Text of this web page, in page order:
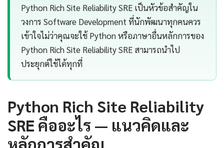
Python Rich Site Reliability SRE เป็นหัวข้อสำคัญใน
วงการ Software Development ที่นักพัฒนาทุกคนควร
เข้าใจไม่ว่าคุณจะใช้ Python หรือภาษาอื่นหลักการของ
Python Rich Site Reliability SRE สามารถนำไป
ประยุกต์ใช้ได้ทุกที่
Python Rich Site Reliability
SRE คืออะไร — แนวคิดและ
หลักการสำคัญ